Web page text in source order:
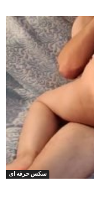
سکس حرفه ای